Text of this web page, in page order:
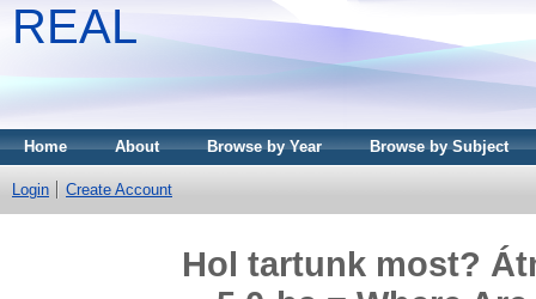
REAL
Home About Browse by Year Browse by Subject
Login Create Account
Hol tartunk most?